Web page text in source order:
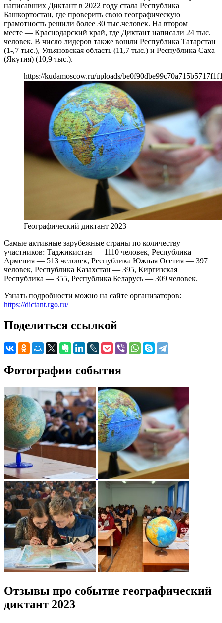
написавших Диктант в 2022 году стала Республика
Башкортостан, где проверить свою географическую
грамотность решили более 30 тыс.человек. На втором
месте — Краснодарский край, где Диктант написали 24 тыс.
человек. В число лидеров также вошли Республика Татарстан
(1-,7 тыс.), Ульяновская область (11,7 тыс.) и Республика Саха
(Якутия) (10,9 тыс.).
https://kudamoscow.ru/uploads/
Географический диктант 2023
Самые активные зарубежные страны по количеству
участников: Таджикистан — 1110 человек, Республика
Армения — 513 человек, Республика Южная Осетия — 397
человек, Республика Казахстан — 395, Киргизская
Республика — 355, Республика Беларусь — 309 человек.
Узнать подробности можно на сайте организаторов:
https://dictant.rgo.ru/
Поделиться ссылкой
Фотографии события
Отзывы про событие географический
диктант 2023